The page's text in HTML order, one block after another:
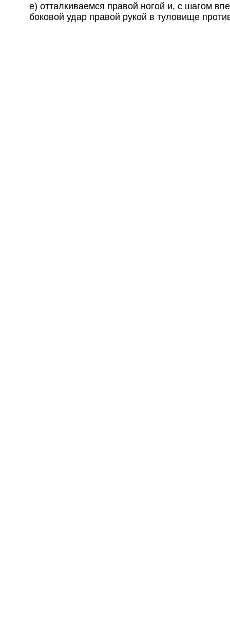
е) отталкиваемся правой ногой и, с шагом
боковой удар правой рукой в туловище